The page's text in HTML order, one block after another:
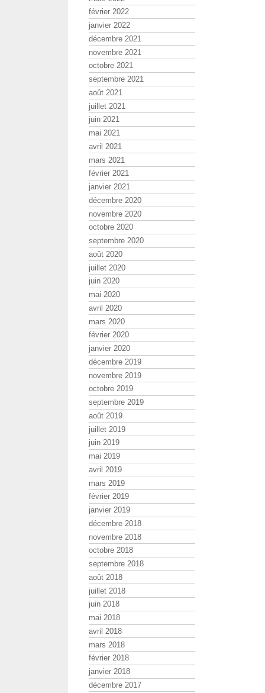
février 2022
janvier 2022
décembre 2021
novembre 2021
octobre 2021
septembre 2021
août 2021
juillet 2021
juin 2021
mai 2021
avril 2021
mars 2021
février 2021
janvier 2021
décembre 2020
novembre 2020
octobre 2020
septembre 2020
août 2020
juillet 2020
juin 2020
mai 2020
avril 2020
mars 2020
février 2020
janvier 2020
décembre 2019
novembre 2019
octobre 2019
septembre 2019
août 2019
juillet 2019
juin 2019
mai 2019
avril 2019
mars 2019
février 2019
janvier 2019
décembre 2018
novembre 2018
octobre 2018
septembre 2018
août 2018
juillet 2018
juin 2018
mai 2018
avril 2018
mars 2018
février 2018
janvier 2018
décembre 2017